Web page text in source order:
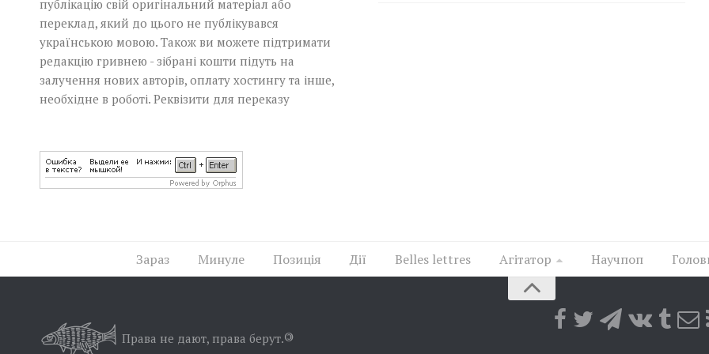
публікацію свій оригінальний матеріал або
переклад, який до цього не публікувався
українською мовою. Також ви можете підтримати
редакцію гривнею - зібрані кошти підуть на
залучення нових авторів, оплату хостингу та інше,
необхідне в роботі. Реквізити для переказу
Зараз Минуле Позиція Дії Belles lettres Агітатор Научпоп
Права не дают, права берут.©